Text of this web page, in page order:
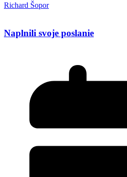
Richard Šopor
Naplnili svoje poslanie